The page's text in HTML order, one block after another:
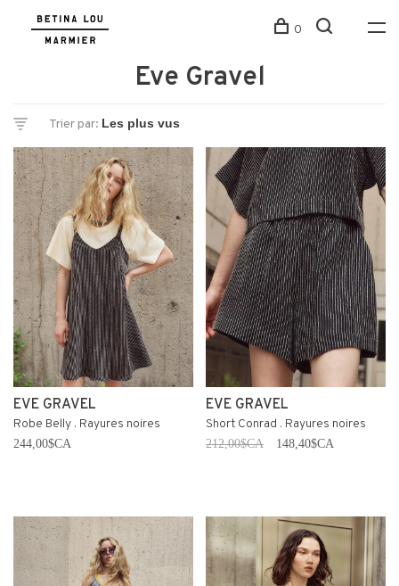
0
Eve Gravel
Trier par:
EVE GRAVEL
Robe Belly . Rayures noires
244,00$CA
EVE GRAVEL
Short Conrad . Rayures noires
212,00$CA 148,40$CA